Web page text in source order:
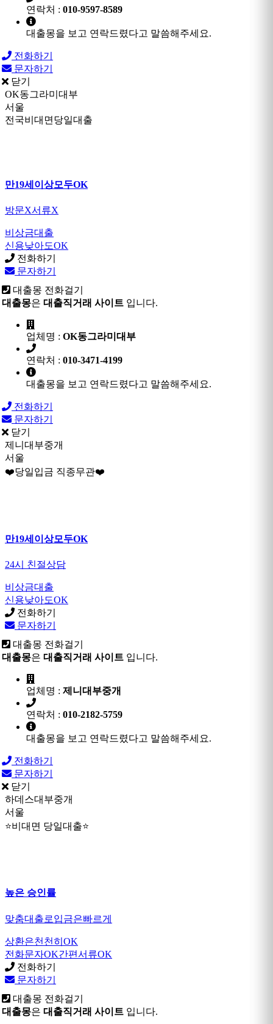
연락처 : 010-9597-8589
대출몽을 보고 연락드렸다고 말씀해주세요.
전화하기
문자하기
닫기
OK동그라미대부
서울
전국비대면당일대출
만19세이상모두OK
방문X서류X
비상금대출
신용낮아도OK
전화하기
문자하기
대출몽 전화걸기
대출몽은 대출직거래 사이트 입니다.
업체명 : OK동그라미대부
연락처 : 010-3471-4199
대출몽을 보고 연락드렸다고 말씀해주세요.
전화하기
문자하기
닫기
제니대부중개
서울
❤️당일입금 직종무관❤️
만19세이상모두OK
24시 친절상담
비상금대출
신용낮아도OK
전화하기
문자하기
대출몽 전화걸기
대출몽은 대출직거래 사이트 입니다.
업체명 : 제니대부중개
연락처 : 010-2182-5759
대출몽을 보고 연락드렸다고 말씀해주세요.
전화하기
문자하기
닫기
하데스대부중개
서울
⭐비대면 당일대출⭐
높은 승인률
맞춤대출로입금은빠르게
상환은천천히OK
전화문자OK간편서류OK
전화하기
문자하기
대출몽 전화걸기
대출몽은 대출직거래 사이트 입니다.